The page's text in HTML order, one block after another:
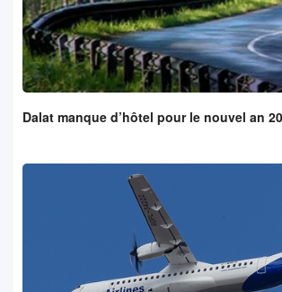
Dalat manque d’hôtel pour le nouvel an